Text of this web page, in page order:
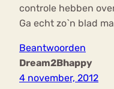
controle hebben
Ga echt zo`n blad
Beantwoorden
Dream2Bhappy
4 november, 2012